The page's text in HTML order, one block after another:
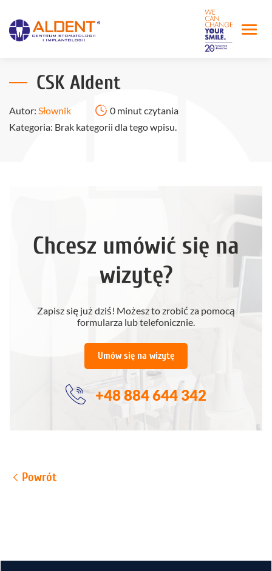
CSK Aldent
Autor: Słownik
0 minut czytania
Kategoria: Brak kategorii dla tego wpisu.
Chcesz umówić się na
wizytę?
Zapisz się już dziś! Możesz to zrobić za pomocą
formularza lub telefonicznie.
Umów się na wizytę
+48 884 644 342
Powrót